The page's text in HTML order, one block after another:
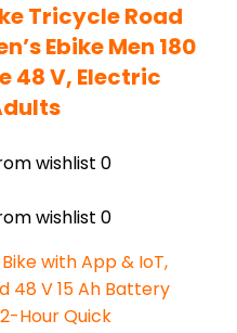
Tricycle Road
Ebike Men 180
48 V, Electric
wishlist 0
wishlist 0